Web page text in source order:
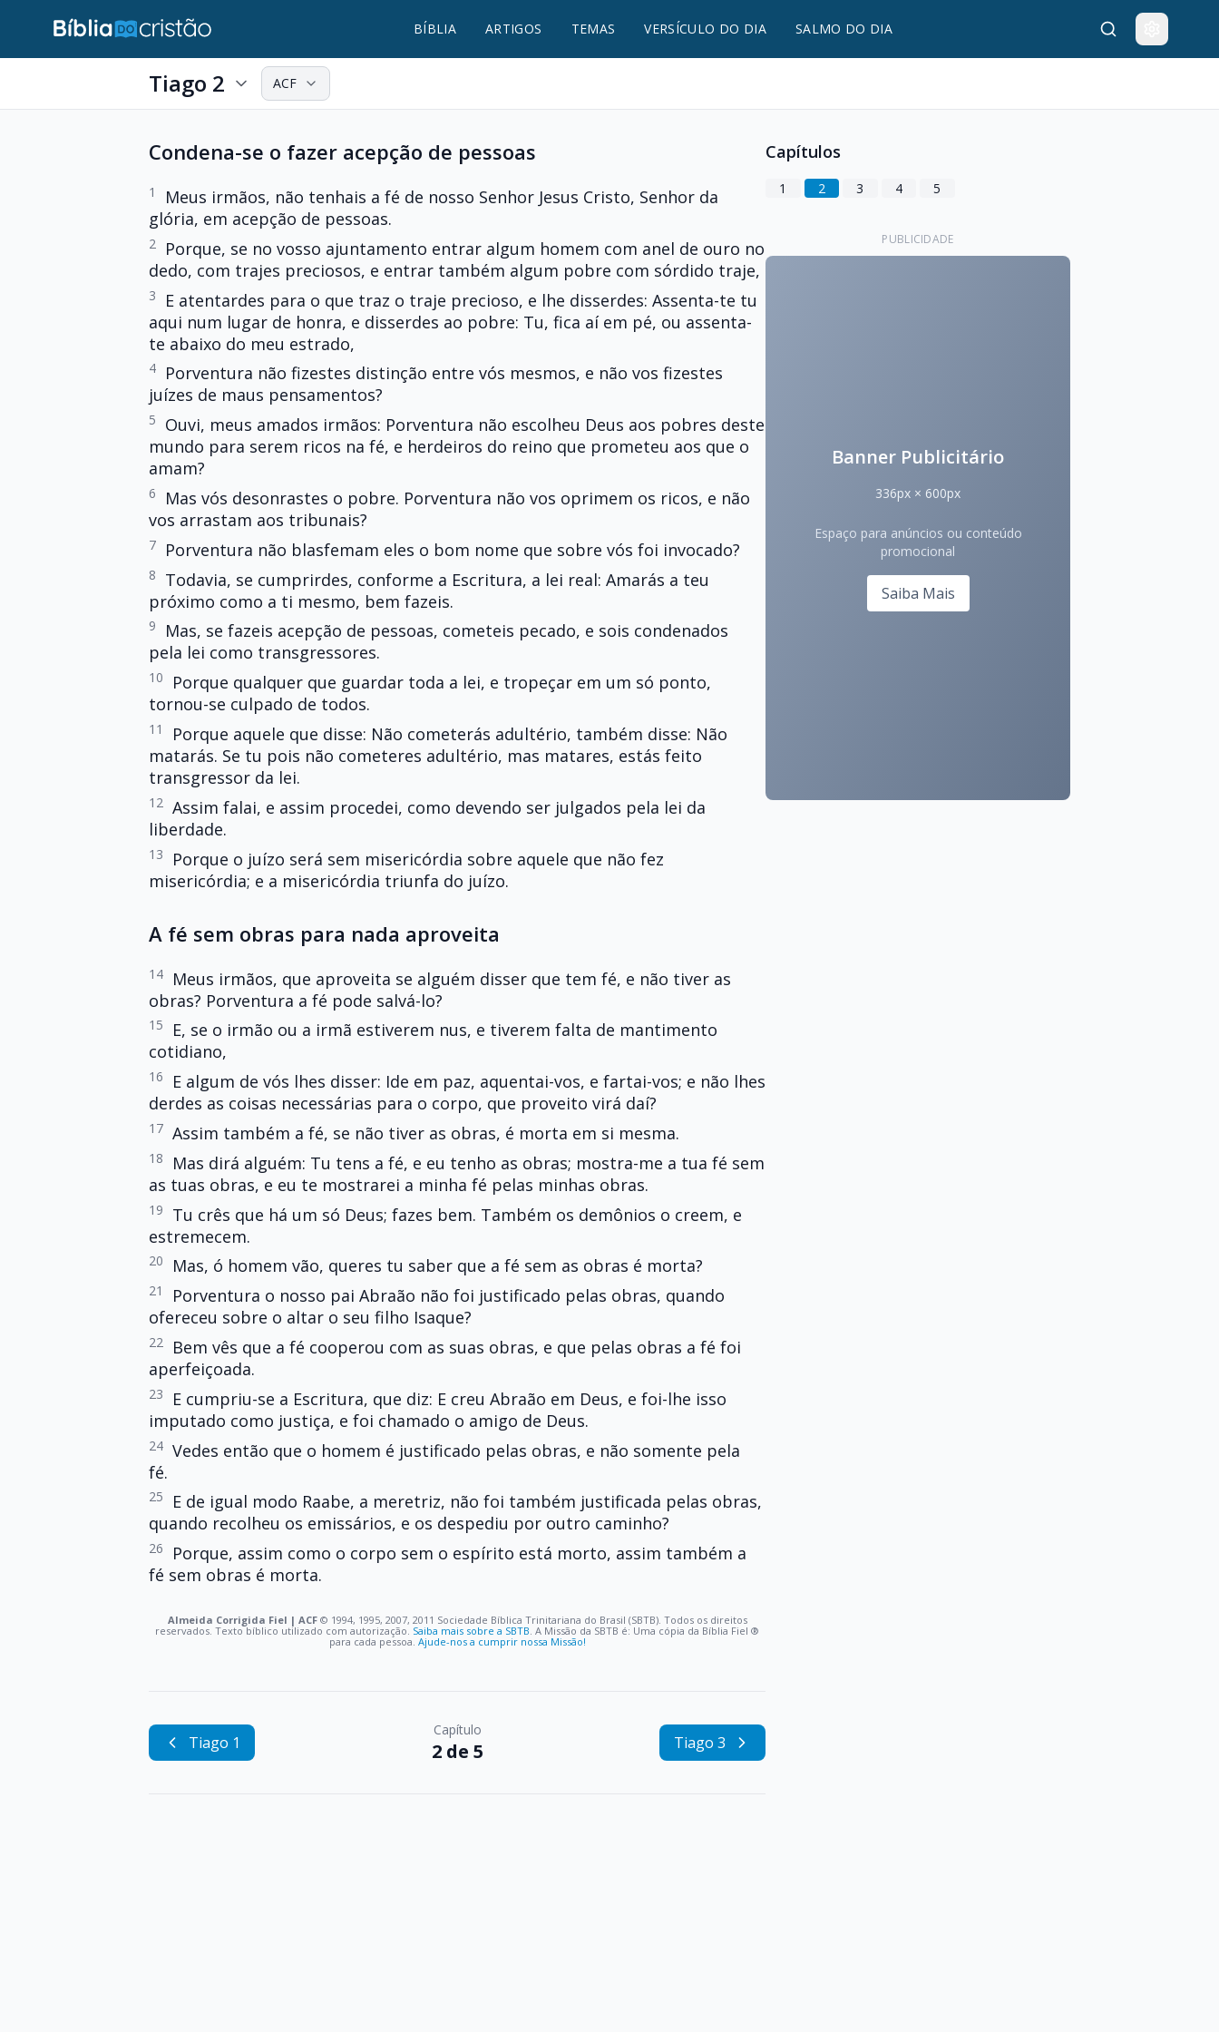
BÍBLIA ARTIGOS TEMAS VERSÍCULO DO DIA SALMO DO DIA
Tiago 2 ACF
Condena-se o fazer acepção de pessoas
1
Meus irmãos, não tenhais a fé de nosso Senhor Jesus Cristo, Senhor da
glória, em acepção de pessoas.
2
Porque, se no vosso ajuntamento entrar algum homem com anel de ouro no
dedo, com trajes preciosos, e entrar também algum pobre com sórdido traje,
3
E atentardes para o que traz o traje precioso, e lhe disserdes: Assenta-te tu
aqui num lugar de honra, e disserdes ao pobre: Tu, fica aí em pé, ou assenta-
te abaixo do meu estrado,
4
Porventura não fizestes distinção entre vós mesmos, e não vos fizestes
juízes de maus pensamentos?
5
Ouvi, meus amados irmãos: Porventura não escolheu Deus aos pobres deste
mundo para serem ricos na fé, e herdeiros do reino que prometeu aos que o
amam?
6
Mas vós desonrastes o pobre. Porventura não vos oprimem os ricos, e não
vos arrastam aos tribunais?
7 Porventura não blasfemam eles o bom nome que sobre vós foi invocado?
8
Todavia, se cumprirdes, conforme a Escritura, a lei real: Amarás a teu
próximo como a ti mesmo, bem fazeis.
9
Mas, se fazeis acepção de pessoas, cometeis pecado, e sois condenados
pela lei como transgressores.
10
Porque qualquer que guardar toda a lei, e tropeçar em um só ponto,
tornou-se culpado de todos.
11
Porque aquele que disse: Não cometerás adultério, também disse: Não
matarás. Se tu pois não cometeres adultério, mas matares, estás feito
transgressor da lei.
12 Assim falai, e assim procedei, como devendo ser julgados pela lei da
liberdade.
13
Porque o juízo será sem misericórdia sobre aquele que não fez
misericórdia; e a misericórdia triunfa do juízo.
A fé sem obras para nada aproveita
14
Meus irmãos, que aproveita se alguém disser que tem fé, e não tiver as
obras? Porventura a fé pode salvá-lo?
15
E, se o irmão ou a irmã estiverem nus, e tiverem falta de mantimento
cotidiano,
16
E algum de vós lhes disser: Ide em paz, aquentai-vos, e fartai-vos; e não lhes
derdes as coisas necessárias para o corpo, que proveito virá daí?
17 Assim também a fé, se não tiver as obras, é morta em si mesma.
18
Mas dirá alguém: Tu tens a fé, e eu tenho as obras; mostra-me a tua fé sem
as tuas obras, e eu te mostrarei a minha fé pelas minhas obras.
19
Tu crês que há um só Deus; fazes bem. Também os demônios o creem, e
estremecem.
20 Mas, ó homem vão, queres tu saber que a fé sem as obras é morta?
21
Porventura o nosso pai Abraão não foi justificado pelas obras, quando
ofereceu sobre o altar o seu filho Isaque?
22
Bem vês que a fé cooperou com as suas obras, e que pelas obras a fé foi
aperfeiçoada.
23
E cumpriu-se a Escritura, que diz: E creu Abraão em Deus, e foi-lhe isso
imputado como justiça, e foi chamado o amigo de Deus.
24 Vedes então que o homem é justificado pelas obras, e não somente pela
fé.
25
E de igual modo Raabe, a meretriz, não foi também justificada pelas obras,
quando recolheu os emissários, e os despediu por outro caminho?
26
Porque, assim como o corpo sem o espírito está morto, assim também a
fé sem obras é morta.
Almeida Corrigida Fiel | ACF©️ 1994, 1995, 2007, 2011 Sociedade Bíblica Trinitariana do Brasil (SBTB). Todos os direitos
reservados. Texto bíblico utilizado com autorização. Saiba mais sobre a SBTB. A Missão da SBTB é: Uma cópia da Bíblia Fiel ®️
para cada pessoa. Ajude-nos a cumprir nossa Missão!
Tiago 1
Capítulo
2 de 5 Tiago 3
Capítulos
1 2 3 4 5
PUBLICIDADE
Banner Publicitário
336px × 600px
Espaço para anúncios ou conteúdo
promocional
Saiba Mais